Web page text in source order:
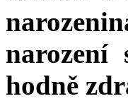
narození
hodně